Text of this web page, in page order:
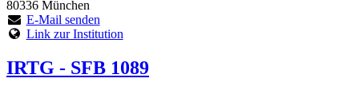
80336 München
E-Mail senden
Link zur Institution
IRTG - SFB 1089